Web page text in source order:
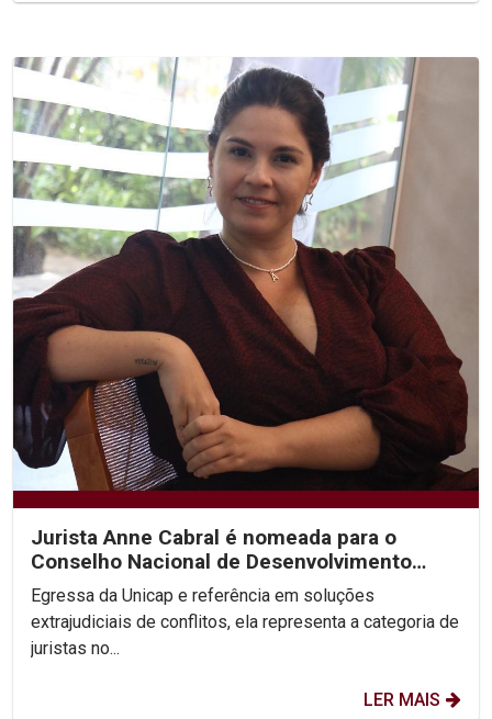
Jurista Anne Cabral é nomeada para o
Conselho Nacional de Desenvolvimento
Social Sustentável
Egressa da Unicap e referência em soluções
extrajudiciais de conflitos, ela representa a categoria de
juristas no...
LER MAIS